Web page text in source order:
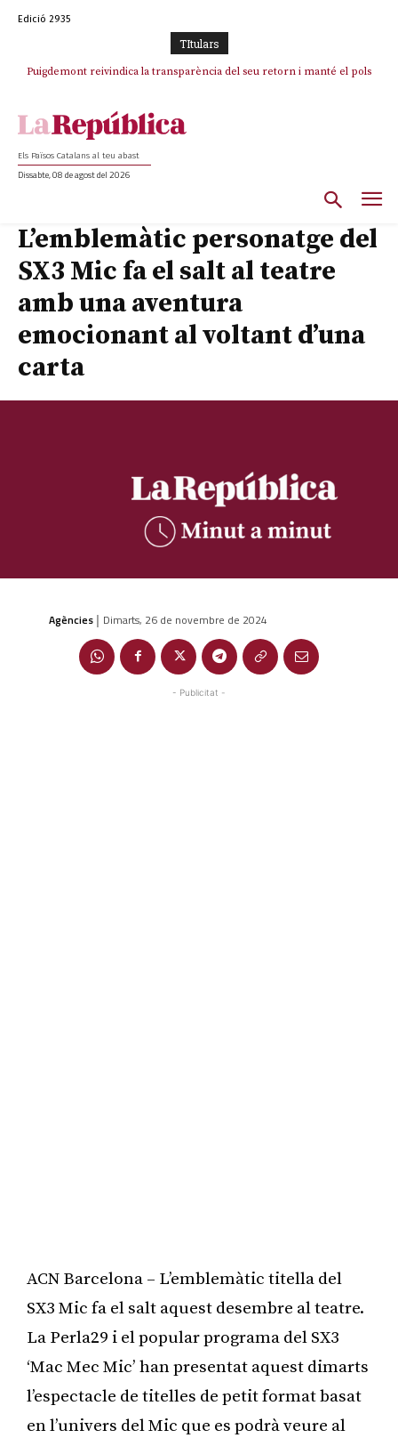
Edició 2935
TItulars
Puigdemont reivindica la transparència del seu retorn i manté el pols
Portugal acusa Espanya de provocar un “efecte crida” massiu per la seva
Els Països Catalans al teu abast
Dissabte, 08 de agost del 2026
L’emblemàtic personatge del
SX3 Mic fa el salt al teatre
amb una aventura
emocionant al voltant d’una
carta
Agències | Dimarts, 26 de novembre de 2024
- Publicitat -
ACN Barcelona – L’emblemàtic titella del
SX3 Mic fa el salt aquest desembre al teatre.
La Perla29 i el popular programa del SX3
‘Mac Mec Mic’ han presentat aquest dimarts
l’espectacle de titelles de petit format basat
en l’univers del Mic que es podrà veure al